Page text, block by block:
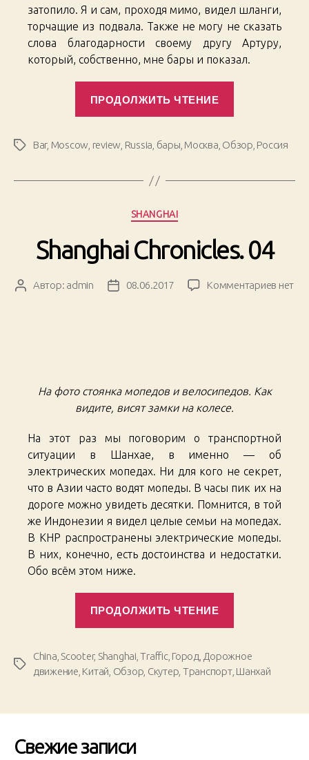
затопило. Я и сам, проходя мимо, видел шланги,
торчащие из подвала. Также не могу не сказать
слова благодарности своему другу Артуру,
который, собственно, мне бары и показал.
ПРОДОЛЖИТЬ ЧТЕНИЕ
Top
List
МеткиBar, Moscow review Russia бары Москва Обзор Россия
Рубрики
SHANGHAI
Shanghai Chronicles. 04
АвторАвтор: admin
Дата08.06.2017 Комментариев кнет
На фото стоянка мопедов и велосипедов. Как
видите, висят замки на колесе.
На этот раз мы поговорим о транспортной
ситуации в Шанхае, в именно — об
электрических мопедах. Ни для кого не секрет,
что в Азии часто водят мопеды. В часы пик их на
дороге можно увидеть десятки. Помнится, в той
же Индонезии я видел целые семьи на мопедах.
В КНР распространены электрические мопеды.
В них, конечно, есть достоинства и недостатки.
Обо всём этом ниже.
ПРОДОЛЖИТЬ ЧТЕНИЕ
04»
Метки
China Scooter, Shanghai ,Traffic, Город Дорожное
движение Китай Обзор Скутер Транспорт, Шанхай
Свежие записи